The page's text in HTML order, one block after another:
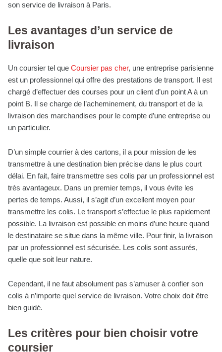
son service de livraison à Paris.
Les avantages d’un service de
livraison
Un coursier tel que Coursier pas cher, une entreprise parisienne
est un professionnel qui offre des prestations de transport. Il est
chargé d’effectuer des courses pour un client d’un point A à un
point B. Il se charge de l’acheminement, du transport et de la
livraison des marchandises pour le compte d’une entreprise ou
un particulier.
D’un simple courrier à des cartons, il a pour mission de les
transmettre à une destination bien précise dans le plus court
délai. En fait, faire transmettre ses colis par un professionnel est
très avantageux. Dans un premier temps, il vous évite les
pertes de temps. Aussi, il s’agit d’un excellent moyen pour
transmettre les colis. Le transport s’effectue le plus rapidement
possible. La livraison est possible en moins d’une heure quand
le destinataire se situe dans la même ville. Pour finir, la livraison
par un professionnel est sécurisée. Les colis sont assurés,
quelle que soit leur nature.
Cependant, il ne faut absolument pas s’amuser à confier son
colis à n’importe quel service de livraison. Votre choix doit être
bien guidé.
Les critères pour bien choisir votre
coursier